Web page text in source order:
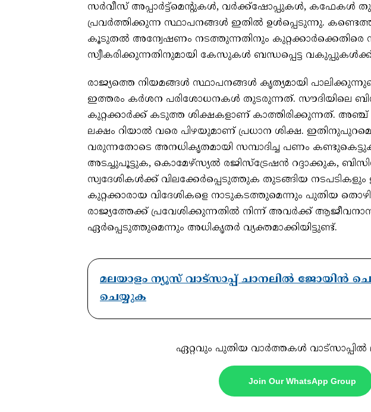
സർവീസ് അപ്പാർട്ട്‌മെന്റുകൾ, വർക്ക്‌ഷോപ്പുകൾ, കഫേകൾ
പ്രവർത്തിക്കുന്ന സ്ഥാപനങ്ങൾ ഇതിൽ ഉൾപ്പെടുന്നു.
കൂടുതൽ അന്വേഷണം നടത്തുന്നതിനും കുറ്റക്കാർക്കെതിരെ
സ്വീകരിക്കുന്നതിനുമായി കേസുകൾ ബന്ധപ്പെട്ട
രാജ്യത്തെ നിയമങ്ങൾ സ്ഥാപനങ്ങൾ കൃത്യമായി
ഇത്തരം കർശന പരിശോധനകൾ തുടരുന്നത്. സൗദിയിലെ
കുറ്റക്കാർക്ക് കടുത്ത ശിക്ഷകളാണ് കാത്തിരിക്കുന്നത്.
ലക്ഷം റിയാൽ വരെ പിഴയുമാണ് പ്രധാന ശിക്ഷ.
വരുന്നതോടെ അനധികൃതമായി സമ്പാദിച്ച പണം
അടച്ചുപൂട്ടുക, കൊമേഴ്‌സ്യൽ രജിസ്‌ട്രേഷൻ റദ്ദാക്കുക,
സ്വദേശികൾക്ക് വിലക്കേർപ്പെടുത്തുക തുടങ്ങിയ നടപടികളും
കുറ്റക്കാരായ വിദേശികളെ നാടുകടത്തുമെന്നും പുതിയ
രാജ്യത്തേക്ക് പ്രവേശിക്കുന്നതിൽ നിന്ന് അവർക്ക്
ഏർപ്പെടുത്തുമെന്നും അധികൃതർ വ്യക്തമാക്കിയിട്ടുണ്ട്.
മലയാളം ന്യൂസ് വാട്സാപ്പ് ചാനലിൽ ജോയിൻ
ചെയ്യുക
ഏറ്റവും പുതിയ വാർത്തകൾ വാട്സാപ്പിൽ
Join Our WhatsApp Group